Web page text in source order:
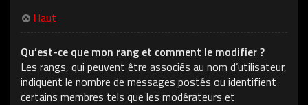
Haut
Qu’est-ce que mon rang et comment le modifier ?
Les rangs, qui peuvent être associés au nom d’utilisateur,
indiquent le nombre de messages postés ou identifient
certains membres tels que les modérateurs et